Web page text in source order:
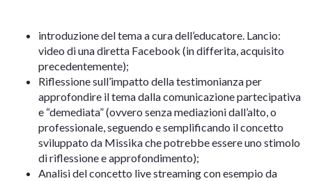
introduzione del tema a cura dell’educatore. Lancio:
video di una diretta Facebook (in differita, acquisito
precedentemente);
Riflessione sull’impatto della testimonianza per
approfondire il tema dalla comunicazione partecipativa
e “demediata” (ovvero senza mediazioni dall’alto, o
professionale, seguendo e semplificando il concetto
sviluppato da Missika che potrebbe essere uno stimolo
di riflessione e approfondimento);
Analisi del concetto live streaming con esempio da